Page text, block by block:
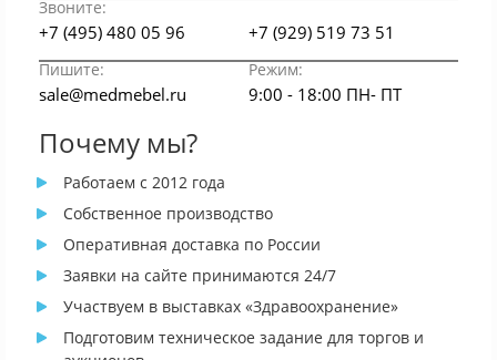
Звоните:
+7 (495) 480 05 96 +7 (929) 519 73 51
Пишите: Режим:
sale@medmebel.ru 9:00 - 18:00 ПН- ПТ
Почему мы?
Работаем с 2012 года
Собственное производство
Оперативная доставка по России
Заявки на сайте принимаются 24/7
Участвуем в выставках «Здравоохранение»
Подготовим техническое задание для торгов и